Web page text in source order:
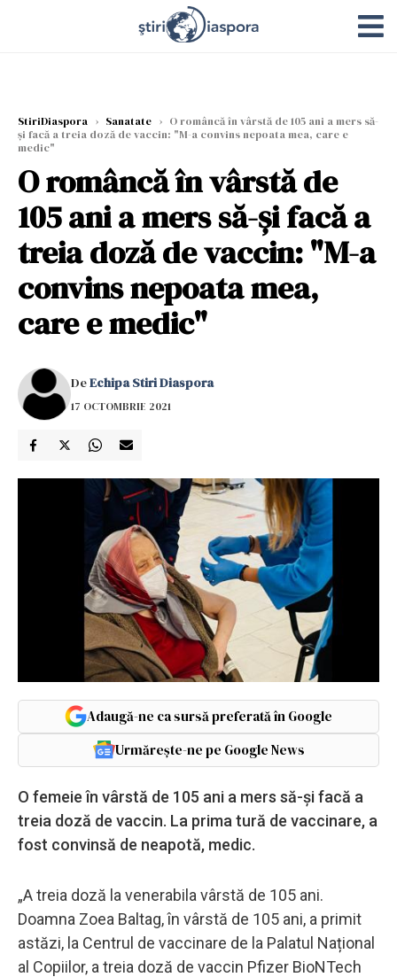
StiriDiaspora › Sanatate › O româncă în vârstă de 105 ani a mers să-
și facă a treia doză de vaccin: "M-a convins nepoata mea, care e
medic"
O româncă în vârstă de
105 ani a mers să-și facă a
treia doză de vaccin: "M-a
convins nepoata mea,
care e medic"
DeEchipa Stiri Diaspora
17 OCTOMBRIE 2021
Adaugă-ne ca sursă preferată în Google
Urmărește-ne pe Google News
O femeie în vârstă de 105 ani a mers să-și facă a
treia doză de vaccin. La prima tură de vaccinare, a
fost convinsă de neapotă, medic.
„A treia doză la venerabila vârstă de 105 ani.
Doamna Zoea Baltag, în vârstă de 105 ani, a primit
astăzi, la Centrul de vaccinare de la Palatul Național
al Copiilor, a treia doză de vaccin Pfizer BioNTech